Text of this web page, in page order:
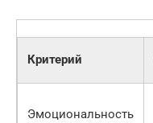
Критерий
Эмоциональность